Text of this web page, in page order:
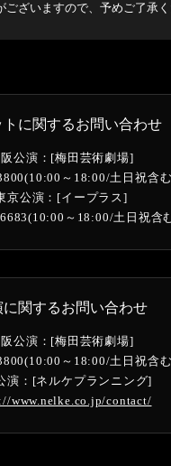
ございますので、予めご了承く
トに関するお問い合わせ
公演：[梅田芸術劇場]
～18:00/土日祝含
京公演：[イープラス]
～18:00/土日祝含
に関するお問い合わせ
公演：[梅田芸術劇場]
～18:00/土日祝含
演：[ネルケプランニング]
www.nelke.co.jp/contact/